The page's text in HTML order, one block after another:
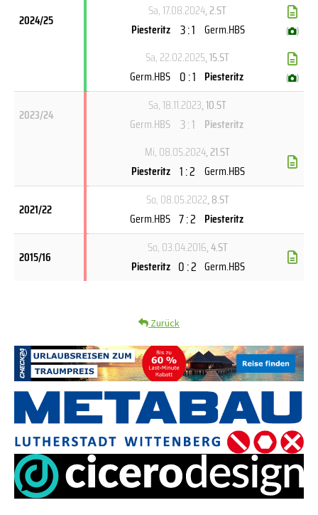
2024/25
Sa, 17.08.2024, 2.ST
Piesteritz 3 : 1 Germ.HBS ( )
Sa, 22.02.2025, 15.ST
Germ.HBS 0 : 1 Piesteritz ( )
2023/24
Sa, 18.11.2023, 10.ST
Germ.HBS 3 : 1 Piesteritz
Mi, 08.05.2024, 21.ST
Piesteritz 1 : 2 Germ.HBS
2021/22
So, 08.05.2022, 8.ST
Germ.HBS 7 : 2 Piesteritz
2015/16
So, 03.04.2016, 4.ST
Piesteritz 0 : 2 Germ.HBS
Zurück